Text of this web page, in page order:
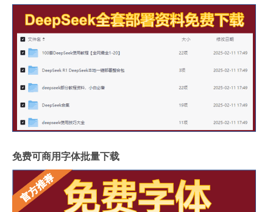
免费可商用字体批量下载